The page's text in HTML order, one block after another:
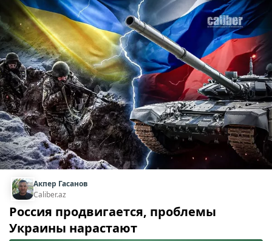
Акпер Гасанов
Caliber.az
Россия продвигается, проблемы
Украины нарастают